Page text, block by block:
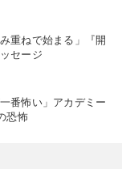
重ねで始まる」『開
セージ
番怖い」アカデミー
恐怖